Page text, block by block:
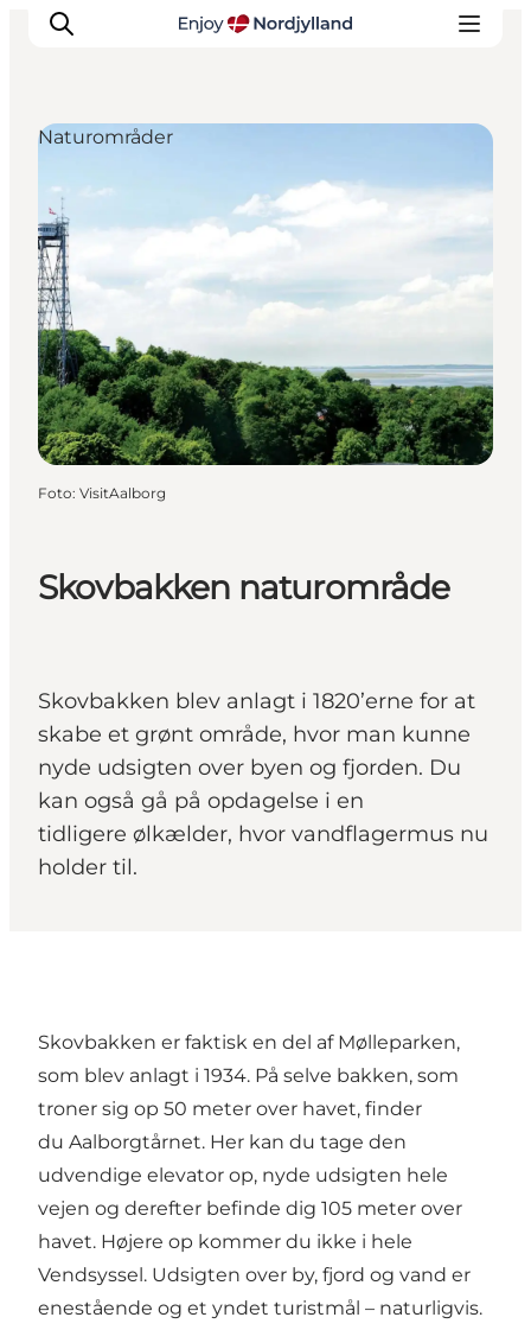
Oplevelser og aktiviteter
Planlæg din tur
Byer og steder
Guides
Det sker
For børn
Skovbakken naturområde
Skovbakken blev anlagt i 1820’erne for at
skabe et grønt område, hvor man kunne
nyde udsigten over byen og fjorden. Du
kan også gå på opdagelse i en
tidligere ølkælder, hvor vandflagermus nu
holder til.
Naturområder
Foto: VisitAalborg
Skovbakken er faktisk en del af Mølleparken,
som blev anlagt i 1934. På selve bakken, som
troner sig op 50 meter over havet, finder
du Aalborgtårnet. Her kan du tage den
udvendige elevator op, nyde udsigten hele
vejen og derefter befinde dig 105 meter over
havet. Højere op kommer du ikke i hele
Vendsyssel. Udsigten over by, fjord og vand er
enestående og et yndet turistmål – naturligvis.